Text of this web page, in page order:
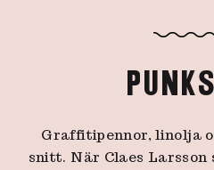
Graffitipennor, linolja
snitt. När Claes